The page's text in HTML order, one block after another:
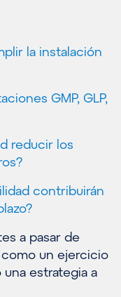
la instalación
GMP, GLP,
reducir los
contribuirán
a pasar de
un ejercicio
estrategia a